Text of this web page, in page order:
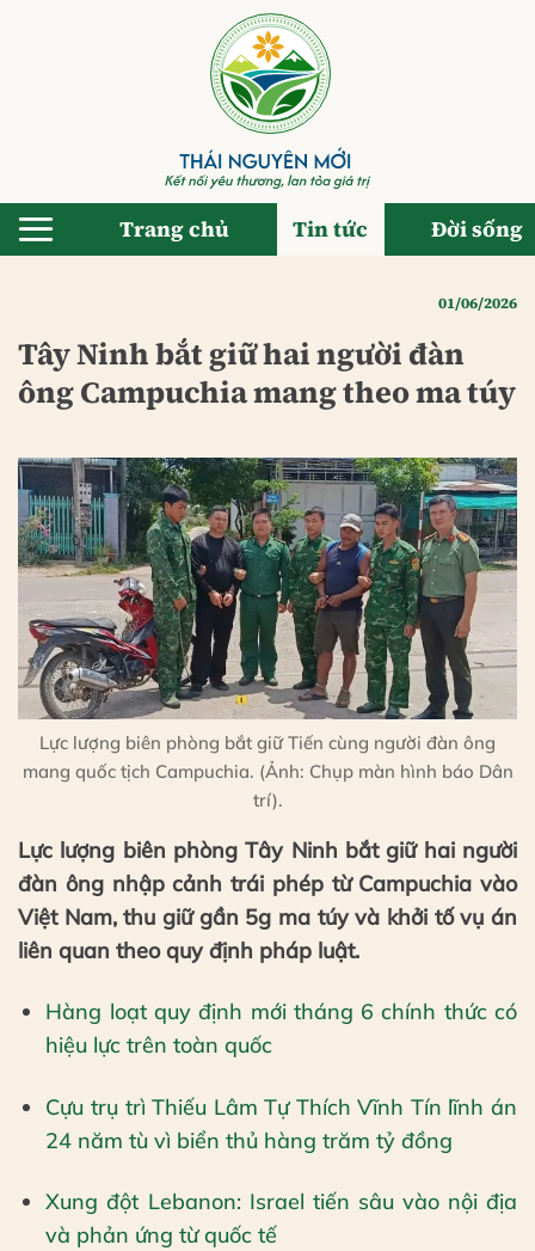
Trang chủ Tin tức Đời sống
01/06/2026
Tây Ninh bắt giữ hai người đàn
ông Campuchia mang theo ma túy
Lực lượng biên phòng bắt giữ Tiến cùng người đàn ông
mang quốc tịch Campuchia. (Ảnh: Chụp màn hình báo Dân
trí).
Lực lượng biên phòng Tây Ninh bắt giữ hai người
đàn ông nhập cảnh trái phép từ Campuchia vào
Việt Nam, thu giữ gần 5g ma túy và khởi tố vụ án
liên quan theo quy định pháp luật.
Hàng loạt quy định mới tháng 6 chính thức có
hiệu lực trên toàn quốc
Cựu trụ trì Thiếu Lâm Tự Thích Vĩnh Tín lĩnh án
24 năm tù vì biển thủ hàng trăm tỷ đồng
Xung đột Lebanon: Israel tiến sâu vào nội địa
và phản ứng từ quốc tế